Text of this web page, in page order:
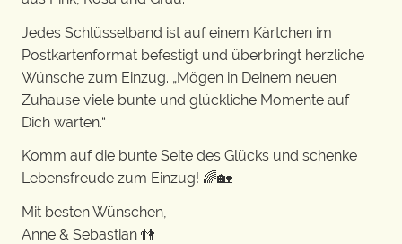
Jedes Schlüsselband ist auf einem Kärtchen im
Postkartenformat befestigt und überbringt herzliche
Wünsche zum Einzug. „Mögen in Deinem neuen
Zuhause viele bunte und glückliche Momente auf
Dich warten.“
Komm auf die bunte Seite des Glücks und schenke
Lebensfreude zum Einzug! 🌈🏡
Mit besten Wünschen,
Anne & Sebastian 👫